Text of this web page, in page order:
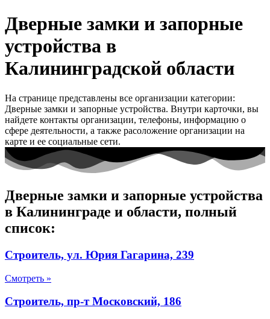
Дверные замки и запорные
устройства в
Калининградской области
На странице представлены все организации категории:
Дверные замки и запорные устройства. Внутри карточки, вы
найдете контакты организации, телефоны, информацию о
сфере деятельности, а также расоложение организации на
карте и ее социальные сети.
Дверные замки и запорные устройства
в Калининграде и области, полный
список:
Строитель, ул. Юрия Гагарина, 239
Смотреть »
Строитель, пр-т Московский, 186